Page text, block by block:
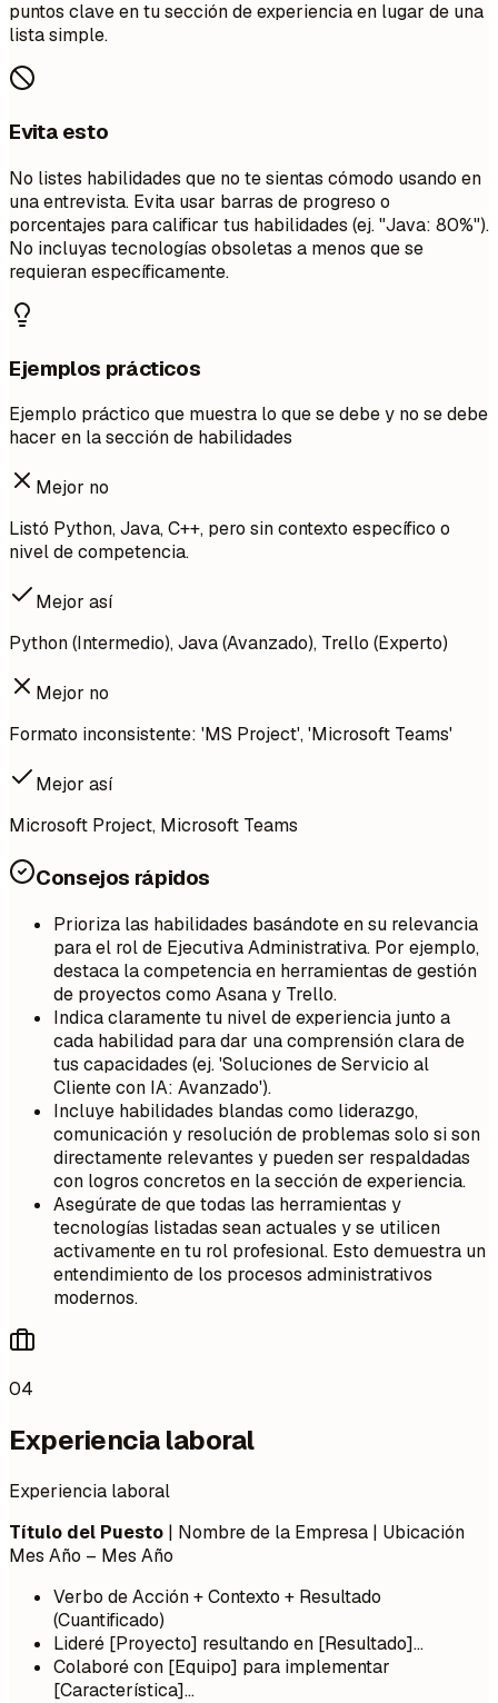
puntos clave en tu sección de experiencia en lugar de una
lista simple.
Evita esto
No listes habilidades que no te sientas cómodo usando en
una entrevista. Evita usar barras de progreso o
porcentajes para calificar tus habilidades (ej. "Java: 80%").
No incluyas tecnologías obsoletas a menos que se
requieran específicamente.
Ejemplos prácticos
Ejemplo práctico que muestra lo que se debe y no se debe
hacer en la sección de habilidades
Mejor no
Listó Python, Java, C++, pero sin contexto específico o
nivel de competencia.
Mejor así
Python (Intermedio), Java (Avanzado), Trello (Experto)
Mejor no
Formato inconsistente: 'MS Project', 'Microsoft Teams'
Mejor así
Microsoft Project, Microsoft Teams
Consejos rápidos
Prioriza las habilidades basándote en su relevancia
para el rol de Ejecutiva Administrativa. Por ejemplo,
destaca la competencia en herramientas de gestión
de proyectos como Asana y Trello.
Indica claramente tu nivel de experiencia junto a
cada habilidad para dar una comprensión clara de
tus capacidades (ej. 'Soluciones de Servicio al
Cliente con IA: Avanzado').
Incluye habilidades blandas como liderazgo,
comunicación y resolución de problemas solo si son
directamente relevantes y pueden ser respaldadas
con logros concretos en la sección de experiencia.
Asegúrate de que todas las herramientas y
tecnologías listadas sean actuales y se utilicen
activamente en tu rol profesional. Esto demuestra un
entendimiento de los procesos administrativos
modernos.
04
Experiencia laboral
Experiencia laboral
Título del Puesto | Nombre de la Empresa | Ubicación
Mes Año – Mes Año
Verbo de Acción + Contexto + Resultado
(Cuantificado)
Lideré [Proyecto] resultando en [Resultado]...
Colaboré con [Equipo] para implementar
[Característica]...